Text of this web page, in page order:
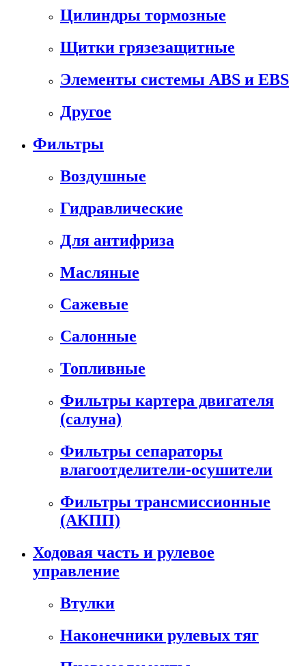
Цилиндры тормозные
Щитки грязезащитные
Элементы системы ABS и EBS
Другое
Фильтры
Воздушные
Гидравлические
Для антифриза
Масляные
Сажевые
Салонные
Топливные
Фильтры картера двигателя
(салуна)
Фильтры сепараторы
влагоотделители-осушители
Фильтры трансмиссионные
(АКПП)
Ходовая часть и рулевое
управление
Втулки
Наконечники рулевых тяг